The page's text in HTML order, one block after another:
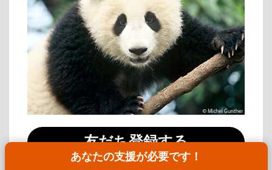
あなたの支援が必要です！
友だち登録する